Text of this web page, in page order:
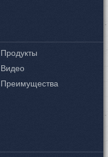
Продукты
Видео
Преимущества